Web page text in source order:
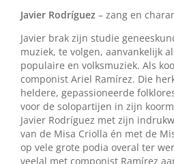
Javier Rodríguez – zang en
Javier brak zijn studie
muziek, te volgen, aanvankelijk
populaire en volksmuziek. Als
componist Ariel Ramírez. Die
heldere, gepassioneerde
voor de solopartijen in zijn
Javier Rodríguez met zijn
van de Misa Criolla én met de
op vele grote podia overal ter
veelal met componist Ramírez